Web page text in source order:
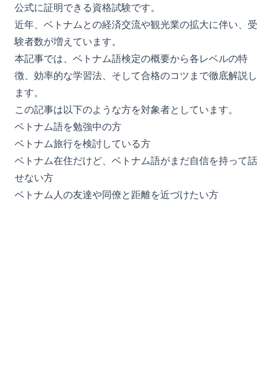
公式に証明できる資格試験です。
近年、ベトナムとの経済交流や観光業の拡大に伴い、受
験者数が増えています。
本記事では、ベトナム語検定の概要から各レベルの特
徴、効率的な学習法、そして合格のコツまで徹底解説し
ます。
この記事は以下のような方を対象者としています。
ベトナム語を勉強中の方
ベトナム旅行を検討している方
ベトナム在住だけど、ベトナム語がまだ自信を持って話
せない方
ベトナム人の友達や同僚と距離を近づけたい方